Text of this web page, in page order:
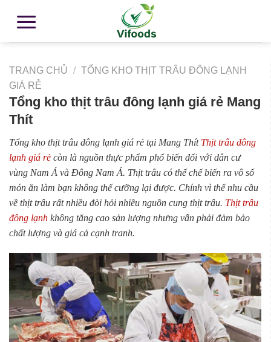
TRANG CHỦ / TỔNG KHO THỊT TRÂU ĐÔNG LẠNH
GIÁ RẺ
Tổng kho thịt trâu đông lạnh giá rẻ Mang
Thít
Tổng kho thịt trâu đông lạnh giá rẻ tại Mang Thít Thịt trâu đông
lạnh giá rẻ còn là nguồn thực phẩm phổ biến đối với dân cư
vùng Nam Á và Đông Nam Á. Thịt trâu có thể chế biến ra vô số
món ăn làm bạn không thể cưỡng lại được. Chính vì thế nhu cầu
về thịt trâu rất nhiều đòi hỏi nhiều nguồn cung thịt trâu. Thịt trâu
đông lạnh không tăng cao sản lượng nhưng vẫn phải đảm bảo
chất lượng và giá cả cạnh tranh.